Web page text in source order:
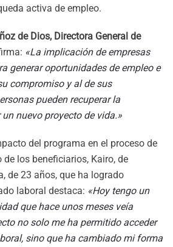
activa de empleo.
de Dios, Directora General de
«La implicación de empresas
generar oportunidades de empleo e
compromiso y al de sus
pueden recuperar la
nuevo proyecto de vida.»
del programa en el proceso de
los beneficiarios, Kairo, de
de 23 años, que ha logrado
laboral destaca: «Hoy tengo un
que hace unos meses veía
no solo me ha permitido acceder
sino que ha cambiado mi forma